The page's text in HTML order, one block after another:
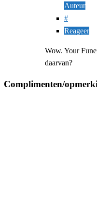
Auteur
#
Reageer
Wow. Your
daarvan?
Complimenten/